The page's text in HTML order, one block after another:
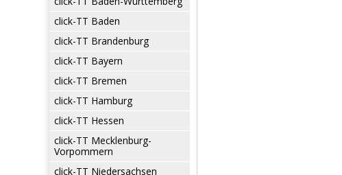
click-TT Baden
click-TT Brandenburg
click-TT Bayern
click-TT Bremen
click-TT Hamburg
click-TT Hessen
click-TT Mecklenburg-
Vorpommern
click-TT Niedersachsen